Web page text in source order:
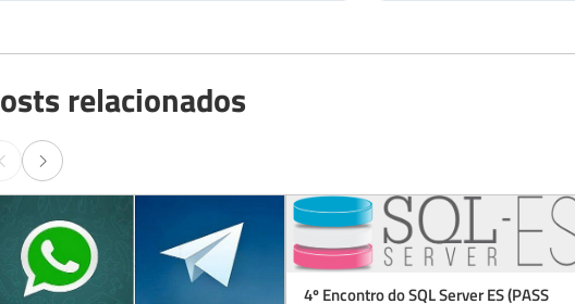
Grupos de SQL Server no Telegram,
sobre SQL Server ?
07 de out. de 2017
Local Group do Espírito Santo) -